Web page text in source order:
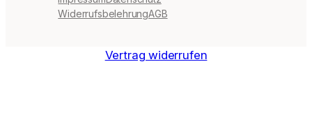
WiderrufsbelehrungAGB
Vertrag widerrufen